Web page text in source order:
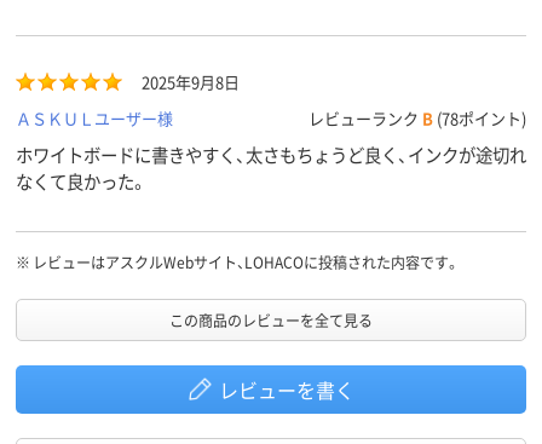
2025年9月8日
ＡＳＫＵＬユーザー様
レビューランク B (78ポイント)
ホワイトボードに書きやすく、太さもちょうど良く、インクが途切れ
なくて良かった。
※ レビューはアスクルWebサイト、LOHACOに投稿された内容です。
この商品のレビューを全て見る
レビューを書く